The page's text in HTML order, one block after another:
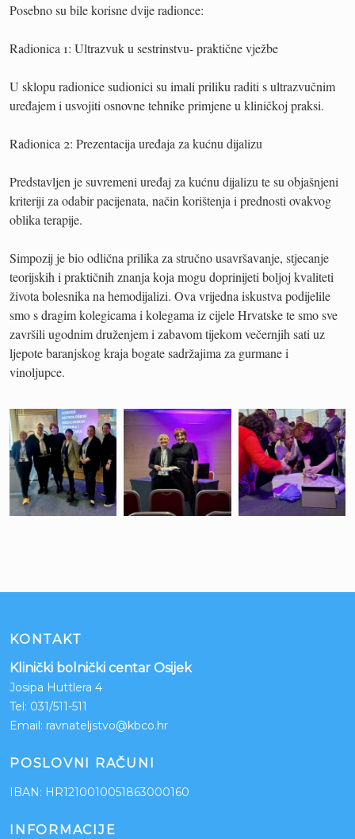
Posebno su bile korisne dvije radionce:
Radionica 1: Ultrazvuk u sestrinstvu- praktične vježbe
U sklopu radionice sudionici su imali priliku raditi s ultrazvučnim
uređajem i usvojiti osnovne tehnike primjene u kliničkoj praksi.
Radionica 2: Prezentacija uređaja za kućnu dijalizu
Predstavljen je suvremeni uređaj za kućnu dijalizu te su objašnjeni
kriteriji za odabir pacijenata, način korištenja i prednosti ovakvog
oblika terapije.
Simpozij je bio odlična prilika za stručno usavršavanje, stjecanje
teorijskih i praktičnih znanja koja mogu doprinijeti boljoj kvaliteti
života bolesnika na hemodijalizi. Ova vrijedna iskustva podijelile
smo s dragim kolegicama i kolegama iz cijele Hrvatske te smo sve
završili ugodnim druženjem i zabavom tijekom večernjih sati uz
ljepote baranjskog kraja bogate sadržajima za gurmane i
vinoljupce.
KONTAKT
Klinički bolnički centar Osijek
Josipa Huttlera 4
Tel: 031/511-511
Email: ravnateljstvo@kbco.hr
POSLOVNI RAČUNI
IBAN: HR1210010051863000160
INFORMACIJE